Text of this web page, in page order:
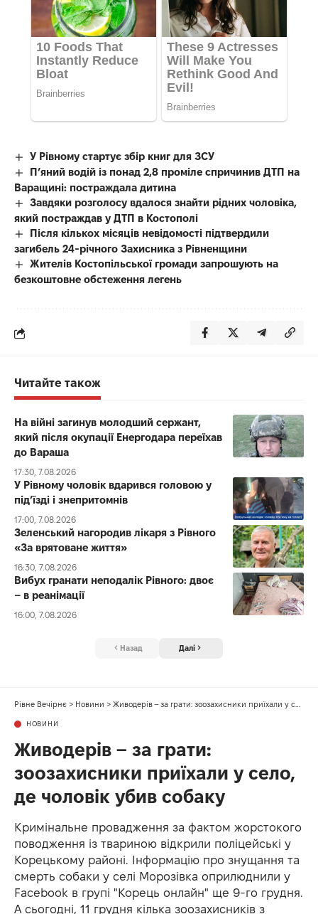
У Рівному стартує збір книг для ЗСУ
П’яний водій із понад 2,8 проміле спричинив ДТП на
Варащині: постраждала дитина
Завдяки розголосу вдалося знайти рідних чоловіка,
який постраждав у ДТП в Костополі
Після кількох місяців невідомості підтвердили
загибель 24-річного Захисника з Рівненщини
Жителів Костопільської громади запрошують на
безкоштовне обстеження легень
Читайте також
На війні загинув молодший сержант,
який після окупації Енергодара переїхав
до Вараша
17:30, 7.08.2026
У Рівному чоловік вдарився головою у
під’їзді і знепритомнів
17:00, 7.08.2026
Зеленський нагородив лікаря з Рівного
«За врятоване життя»
16:30, 7.08.2026
Вибух гранати неподалік Рівного: двоє
– в реанімації
16:00, 7.08.2026
Назад Далі
Рівне Вечірнє > Новини > Живодерів – за грати: зоозахисники приїхали у село, де чоловік убив собаку
НОВИНИ
Живодерів – за грати:
зоозахисники приїхали у село,
де чоловік убив собаку
Кримінальне провадження за фактом жорстокого
поводження із твариною відкрили поліцейські у
Корецькому районі. Інформацію про знущання та
смерть собаки у селі Морозівка оприлюднили у
Facebook в групі "Корець онлайн" ще 9-го грудня.
А сьогодні, 11 грудня кілька зоозахисників з